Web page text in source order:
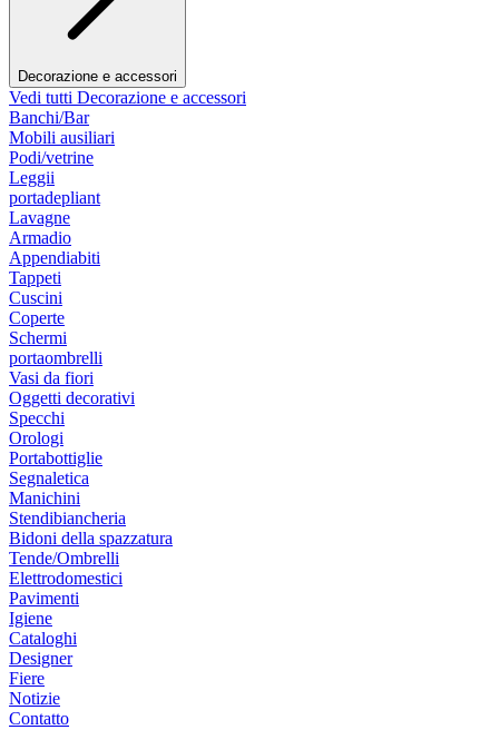
Decorazione e accessori
Vedi tutti Decorazione e accessori
Banchi/Bar
Mobili ausiliari
Podi/vetrine
Leggii
portadepliant
Lavagne
Armadio
Appendiabiti
Tappeti
Cuscini
Coperte
Schermi
portaombrelli
Vasi da fiori
Oggetti decorativi
Specchi
Orologi
Portabottiglie
Segnaletica
Manichini
Stendibiancheria
Bidoni della spazzatura
Tende/Ombrelli
Elettrodomestici
Pavimenti
Igiene
Cataloghi
Designer
Fiere
Notizie
Contatto